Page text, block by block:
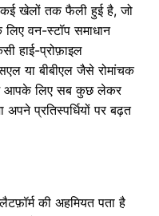
खेलों तक फैली हुई है, जो
वन-स्टॉप समाधान
हाई-प्रोफ़ाइल
या बीबीएल जैसे रोमांचक
आपके लिए सब कुछ लेकर
प्रतिस्पर्धियों पर बढ़त
की अहमियत पता है